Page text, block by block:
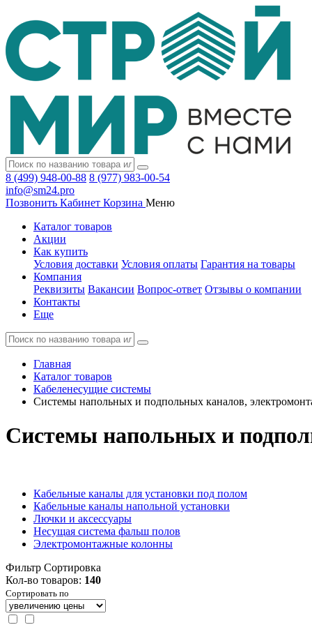
8 (499) 948-00-88 8 (977) 983-00-54
info@sm24.pro
Позвонить Кабинет Корзина Меню
Каталог товаров
Акции
Как купить
Условия доставки Условия оплаты Гарантия на товары
Компания
Реквизиты Вакансии Вопрос-ответ Отзывы о компании
Контакты
Еще
Главная
Каталог товаров
Кабеленесущие системы
Системы напольных и подпольных каналов,
Системы напольных и
Кабельные каналы для установки под полом
Кабельные каналы напольной установки
Лючки и аксессуары
Несущая система фальш полов
Электромонтажные колонны
Фильтр Сортировка
Кол-во товаров: 140
Сортировать по